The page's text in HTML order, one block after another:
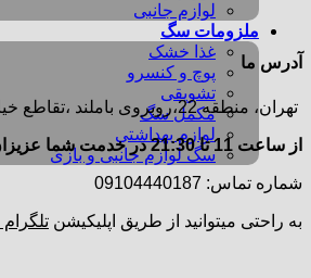
لوازم جانبی
ملزومات سگ
غذا خشک
پوچ و کنسرو
تشویقی
مکمل سگ
لوازم بهداشتی
سگ لوازم جانبی و بازی
آدرس ما
تهران، منطقه 22،روبروی باملند ،تقاطع خیابان امیری صفت و خیابان دریا ،مجتمع تجاری پارامیس، ورودی A تجاری ، طبقه همکف،جنب داروخانه، واحد B2
از ساعت 11 تا 21:30 در خدمت شما عزیزان هستیم.
شماره تماس: 09104440187
به راحتی میتوانید از طریق اپلیکیشن تلگرام